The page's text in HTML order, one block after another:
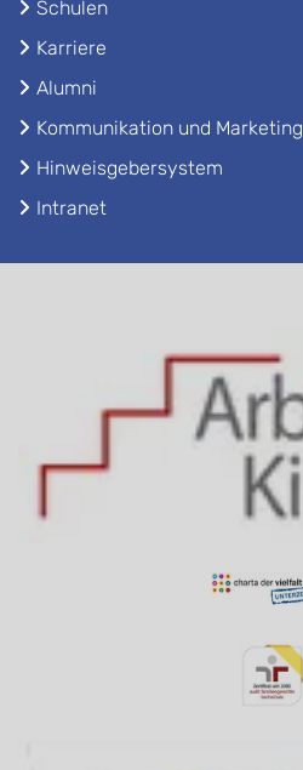
Schulen
Karriere
Alumni
Kommunikation und Marketing
Hinweisgebersystem
Intranet